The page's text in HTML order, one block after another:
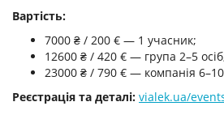
Вартість:
7000 ₴ / 200 € — 1 учасник;
12600 ₴ / 420 € — група 2–5
23000 ₴ / 790 € — компанія 6–10
Реєстрація та деталі: vialek.ua/